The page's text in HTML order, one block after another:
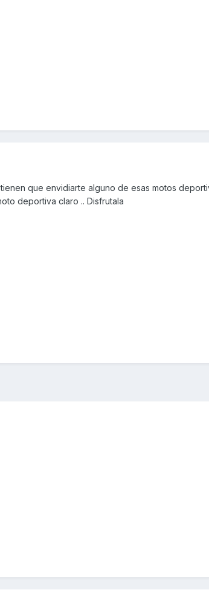
que envidiarte alguno de esas motos
deportiva claro .. Disfrutala